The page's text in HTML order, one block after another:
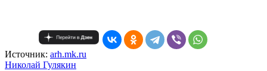
Источник: arh.mk.ru
Николай Гулякин